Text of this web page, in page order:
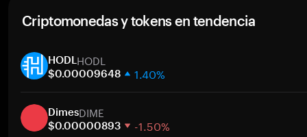
Criptomonedas y tokens en tendencia
HODL HODL
$0.00009648 1.40%
30 días
Capitalización de mercado
DimesDIME
$0.00000893 -1.50%